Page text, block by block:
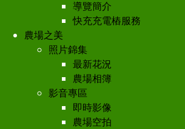
導覽簡介
快充充電樁服務
農場之美
照片錦集
最新花況
農場相簿
影音專區
即時影像
農場空拍